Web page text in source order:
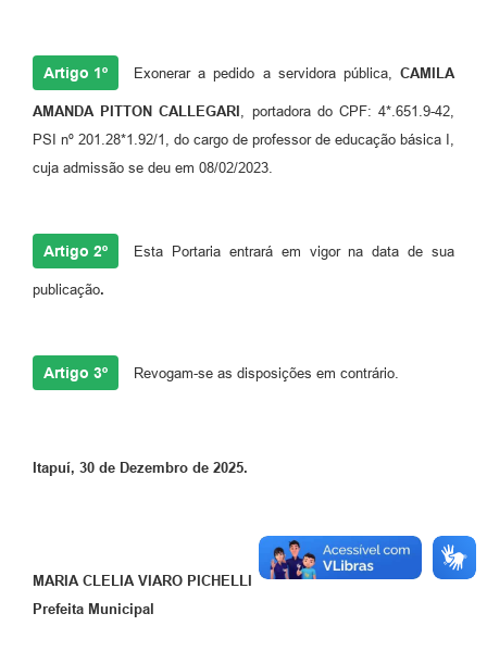
Artigo 1º Exonerar a pedido a servidora pública, CAMILA
AMANDA PITTON CALLEGARI , portadora do CPF: 4*.651.9-42,
PSI nº 201.28*1.92/1, do cargo de professor de educação básica I,
cuja admissão se deu em 08/02/2023.
Artigo 2º Esta Portaria entrará em vigor na data de sua
publicação.
Artigo 3º Revogam-se as disposições em contrário.
Itapuí, 30 de Dezembro de 2025.
MARIA CLELIA VIARO PICHELLI
Prefeita Municipal